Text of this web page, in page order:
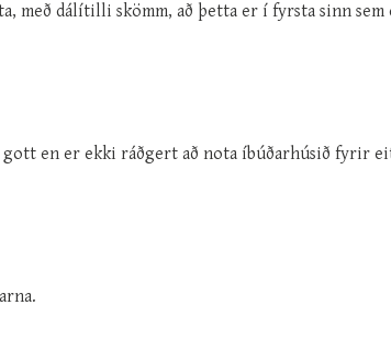
með dálítilli skömm, að þetta er í fyrsta sinn sem
gott en er ekki ráðgert að nota íbúðarhúsið fyrir